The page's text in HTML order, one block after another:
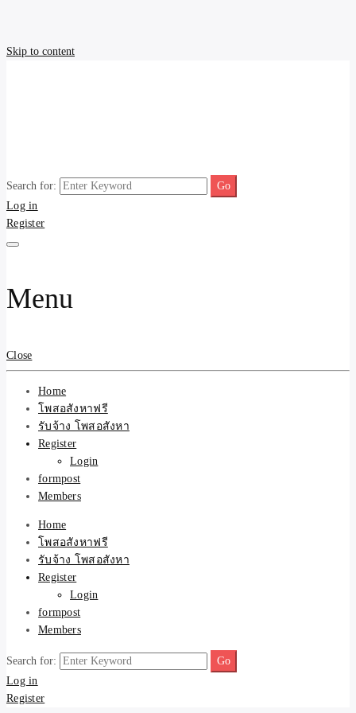
Skip to content
รับประกาศ รับจ้างโพสขาย
บ้าน ราคาถูก อสังหา ติดกู
รับจ้าง โพสอสังหา.com
บริการ รับโพส ประกาศ
รับจ้างโพสอสังหา ราคาถู
ขายบ้าน ที่ดิน ไม่มีค่านาย
หน้า โดย ทีมงาน รับจ้าง
โพสต์อสังหา-บ้านที่ดิน
รับจ้างโพสขายบ้าน ราคาถูก ประกาศ ขายอสังหา โฆษณา ไม่มีค่านาย
หน้า โพสอสังหา รับจ้างโพสขายบ้านบริการ รับจ้างโพสอสังหา ราคาถูก
ขายบ้าน ขายที่ดิน เว็บประกาศ โพส โฆษณา ลงประกาศฟรี
Search for:
Log in
Register
Menu
Close
Home
โพสอสังหาฟรี
รับจ้าง โพสอสังหา
Register
Login
formpost
Members
Home
โพสอสังหาฟรี
รับจ้าง โพสอสังหา
Register
Login
formpost
Members
Search for:
Log in
Register